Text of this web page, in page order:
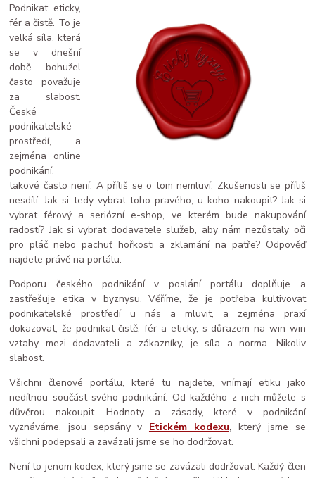
Podnikat eticky,
fér a čistě. To je
velká síla, která
se v dnešní
době bohužel
často považuje
za slabost.
České
podnikatelské
prostředí, a
zejména online
podnikání,
takové často není. A příliš se o tom nemluví. Zkušenosti se příliš
nesdílí. Jak si tedy vybrat toho pravého, u koho nakoupit? Jak si
vybrat férový a seriózní e-shop, ve kterém bude nakupování
radostí? Jak si vybrat dodavatele služeb, aby nám nezůstaly oči
pro pláč nebo pachuť hořkosti a zklamání na patře? Odpověď
najdete právě na portálu.
Podporu českého podnikání v poslání portálu doplňuje a
zastřešuje etika v byznysu. Věříme, že je potřeba kultivovat
podnikatelské prostředí u nás a mluvit, a zejména praxí
dokazovat, že podnikat čistě, fér a eticky, s důrazem na win-win
vztahy mezi dodavateli a zákazníky, je síla a norma. Nikoliv
slabost.
Všichni členové portálu, které tu najdete, vnímají etiku jako
nedílnou součást svého podnikání. Od každého z nich můžete s
důvěrou nakoupit. Hodnoty a zásady, které v podnikání
vyznáváme, jsou sepsány v Etickém kodexu, který jsme se
všichni podepsali a zavázali jsme se ho dodržovat.
Není to jenom kodex, který jsme se zavázali dodržovat. Každý člen